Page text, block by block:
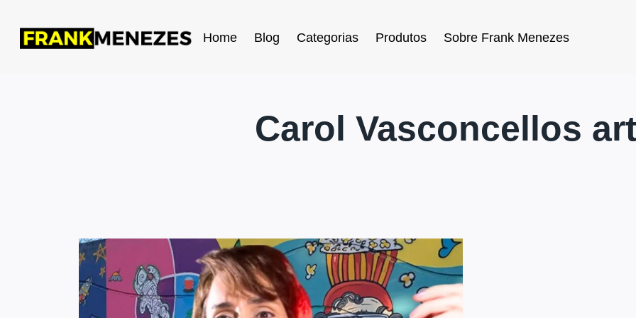
Home Blog Categorias Produtos Sobre Frank Menezes
Carol Vasconcellos